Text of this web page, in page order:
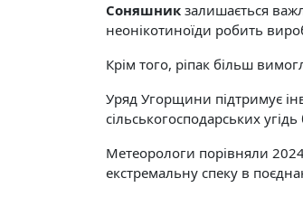
Соняшник залишається
неонікотиноїди робить
Крім того, ріпак більш
Уряд Угорщини підтримує
сільськогосподарських
Метеорологи порівняли
екстремальну спеку в